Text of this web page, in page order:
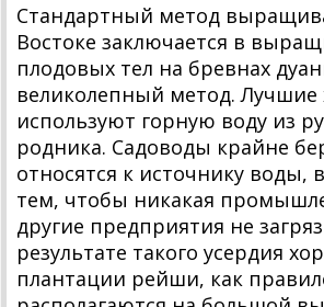
Стандартный метод
Востоке заключается в
плодовых тел на бревнах
великолепный метод. Лучшие
используют горную воду из
родника. Садоводы крайне
относятся к источнику воды,
тем, чтобы никакая
другие предприятия не
результате такого усердия
плантации рейши, как